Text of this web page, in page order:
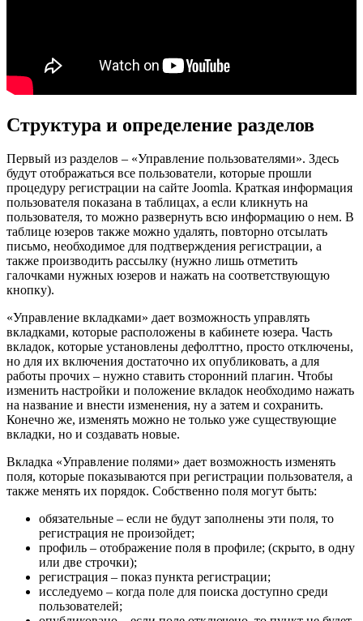
Структура и определение разделов
Первый из разделов – «Управление пользователями». Здесь
будут отображаться все пользователи, которые прошли
процедуру регистрации на сайте Joomla. Краткая информация
пользователя показана в таблицах, а если кликнуть на
пользователя, то можно развернуть всю информацию о нем. В
таблице юзеров также можно удалять, повторно отсылать
письмо, необходимое для подтверждения регистрации, а
также производить рассылку (нужно лишь отметить
галочками нужных юзеров и нажать на соответствующую
кнопку).
«Управление вкладками» дает возможность управлять
вкладками, которые расположены в кабинете юзера. Часть
вкладок, которые установлены дефолттно, просто отключены,
но для их включения достаточно их опубликовать, а для
работы прочих – нужно ставить сторонний плагин. Чтобы
изменить настройки и положение вкладок необходимо нажать
на название и внести изменения, ну а затем и сохранить.
Конечно же, изменять можно не только уже существующие
вкладки, но и создавать новые.
Вкладка «Управление полями» дает возможность изменять
поля, которые показываются при регистрации пользователя, а
также менять их порядок. Собственно поля могут быть:
обязательные – если не будут заполнены эти поля, то
регистрация не произойдет;
профиль – отображение поля в профиле; (скрыто, в одну
или две строчки);
регистрация – показ пункта регистрации;
исследуемо – когда поле для поиска доступно среди
пользователей;